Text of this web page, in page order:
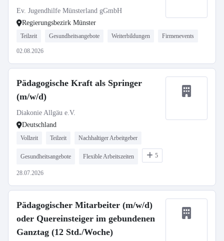
Ev. Jugendhilfe Münsterland gGmbH
Regierungsbezirk Münster
Teilzeit Gesundheitsangebote Weiterbildungen Firmenevents
02.08.2026
Pädagogische Kraft als Springer
(m/w/d)
Diakonie Allgäu e.V.
Deutschland
Vollzeit Teilzeit Nachhaltiger Arbeitgeber
Gesundheitsangebote Flexible Arbeitszeiten 5
28.07.2026
Pädagogischer Mitarbeiter (m/w/d)
oder Quereinsteiger im gebundenen
Ganztag (12 Std./Woche)